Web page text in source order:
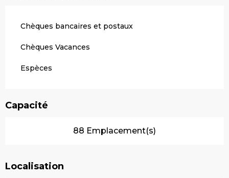
Chèques bancaires et postaux
Chèques Vacances
Espèces
Capacité
88 Emplacement(s)
Localisation